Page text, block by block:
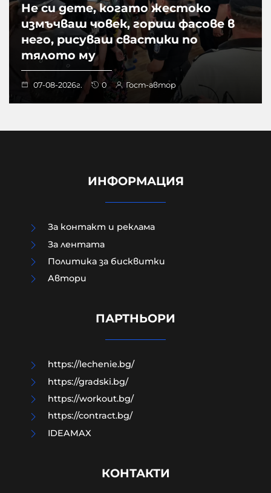
Не си дете, когато жестоко
измъчваш човек, гориш фасове в
него, рисуваш свастики по
тялото му
07-08-2026г. 0 Гост-автор
Тръмп отказа допълнителни
ракети "Пейтриът" за Украйна: И
ИНФОРМАЦИЯ
За контакт и реклама
За лентата
Политика за бисквитки
Aвтори
ПАРТНЬОРИ
https://lechenie.bg/
https://gradski.bg/
https://workout.bg/
https://contract.bg/
IDEAMAX
КОНТАКТИ